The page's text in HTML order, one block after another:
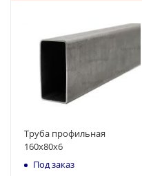
Труба профильная
160х80х6
Под заказ